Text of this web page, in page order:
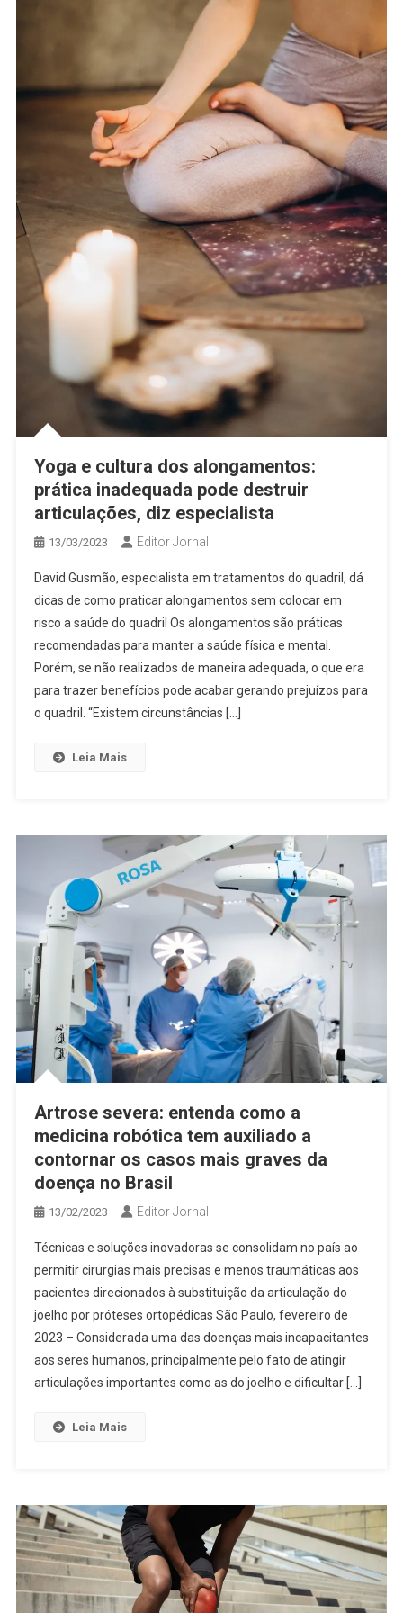
Yoga e cultura dos alongamentos:
prática inadequada pode destruir
articulações, diz especialista
13/03/2023 Editor Jornal
David Gusmão, especialista em tratamentos do quadril, dá
dicas de como praticar alongamentos sem colocar em
risco a saúde do quadril Os alongamentos são práticas
recomendadas para manter a saúde física e mental.
Porém, se não realizados de maneira adequada, o que era
para trazer benefícios pode acabar gerando prejuízos para
o quadril. “Existem circunstâncias […]
Leia Mais
Artrose severa: entenda como a
medicina robótica tem auxiliado a
contornar os casos mais graves da
doença no Brasil
13/02/2023 Editor Jornal
Técnicas e soluções inovadoras se consolidam no país ao
permitir cirurgias mais precisas e menos traumáticas aos
pacientes direcionados à substituição da articulação do
joelho por próteses ortopédicas São Paulo, fevereiro de
2023 – Considerada uma das doenças mais incapacitantes
aos seres humanos, principalmente pelo fato de atingir
articulações importantes como as do joelho e dificultar […]
Leia Mais